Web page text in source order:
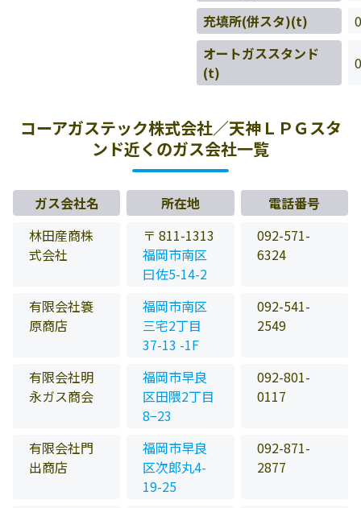
充填所(併スタ)(t)
0
オートガススタンド
(t)
0
コーアガステック株式会社／天神ＬＰＧスタ
ンド近くのガス会社一覧
ガス会社名 所在地
電話番号
林田産商株
式会社
〒 811-1313
福岡市南区
曰佐5-14-2
092-571-
6324
有限会社簑
原商店
福岡市南区
三宅2丁目
37-13 -1F
092-541-
2549
有限会社明
永ガス商会
福岡市早良
区田隈2丁目
8−23
092-801-
0117
有限会社門
出商店
福岡市早良
区次郎丸4-
19-25
092-871-
2877